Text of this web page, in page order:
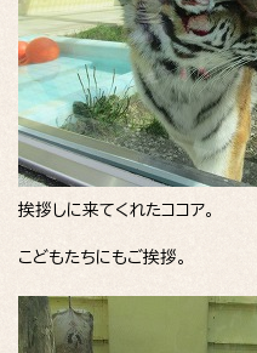
挨拶しに来てくれたココア。
こどもたちにもご挨拶。